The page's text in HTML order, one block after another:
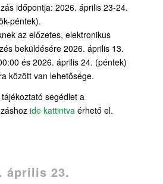
időpontja: 2026. április 23-24.
péntek).
az előzetes, elektronikus
beküldésére 2026. április 13.
és 2026. április 24. (péntek)
között van lehetősége.
segédlet a
ide kattintva érhető el.
április 23.